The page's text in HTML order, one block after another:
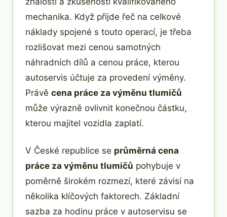
mechanika. Když přijde řeč na celkové
náklady spojené s touto operací, je třeba
rozlišovat mezi cenou samotných
náhradních dílů a cenou práce, kterou
autoservis účtuje za provedení výměny.
Právě cena práce za výměnu tlumičů
může výrazně ovlivnit konečnou částku,
kterou majitel vozidla zaplatí.
V České republice se průměrná cena
práce za výměnu tlumičů pohybuje v
poměrně širokém rozmezí, které závisí na
několika klíčových faktorech. Základní
sazba za hodinu práce v autoservisu se